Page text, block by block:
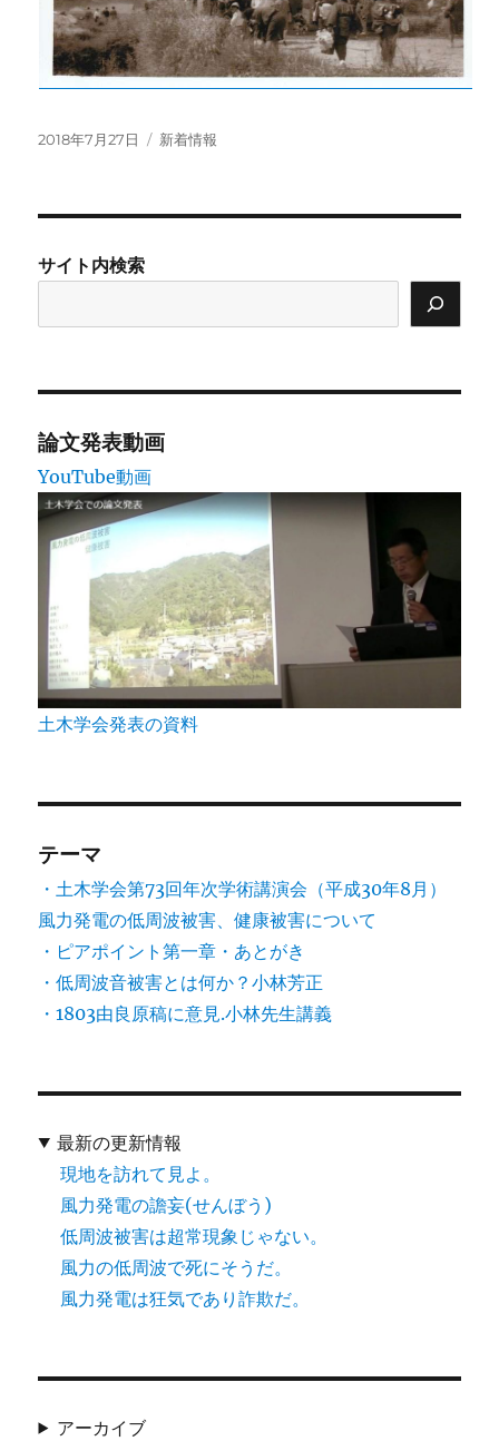
投
2018年7月27日
カ
新着情報
サイト内検索
論文発表動画
YouTube動画
土木学会発表の資料
テーマ
・土木学会第73回年次学術講演会（平成30年8月）
風力発電の低周波被害、健康被害について
・ピアポイント第一章・あとがき
・低周波音被害とは何か？小林芳正
・1803由良原稿に意見.小林先生講義
最新の更新情報
現地を訪れて見よ。
風力発電の譫妄(せんぼう)
低周波被害は超常現象じゃない。
風力の低周波で死にそうだ。
風力発電は狂気であり詐欺だ。
アーカイブ